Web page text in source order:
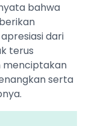
bahwa
dari
terus
menciptakan
serta